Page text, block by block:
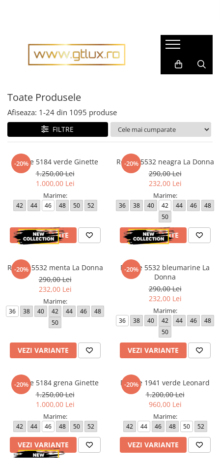
Rochii dama
Rochii matase naturala
Rochii casual
Pantaloni dama
Fuste dama
Sacouri dama
Compleuri dama
Imbracaminte sport dama
Tricouri dama
Geci si Scurte
Paltoane
Pardesie
Veste dama
Tricotaje dama
Accesorii dama
Curele dama
Genti dama
Portmonee dama
Esarfe, Fulare dama
Trench
Salopete dama
Hanorace
Pijamale barbati
Accesorii barbati
Fulare barbati
Tricouri barbati
Tricotaje
Imbracaminte sport barbati
Costume barbati
Cravate
Camasi barbati
Sacouri barbati
Pantaloni barbati
Toate Produsele
Afiseaza: 1-24 din 1095 produse
FILTRE
-20%
Rochie 5184 verde Ginette
1.250,00 Lei
1.000,00 Lei
Marime:
42 44 46 48 50 52
VEZI VARIANTE
-20%
Rochie 5532 neagra La Donna
290,00 Lei
232,00 Lei
Marime:
36 38 40 42 44 46
48
50
VEZI VARIANTE
-20%
Rochie 5532 menta La Donna
290,00 Lei
232,00 Lei
Marime:
36 38 40 42 44 46
48
50
VEZI VARIANTE
-20%
Rochie 5532 bleumarine La
Donna
290,00 Lei
232,00 Lei
Marime:
36 38 40 42 44 46
48
50
VEZI VARIANTE
-20%
Rochie 5184 grena Ginette
1.250,00 Lei
1.000,00 Lei
Marime:
42 44 46 48 50 52
VEZI VARIANTE
-20%
Rochie 1941 verde Leonard
1.200,00 Lei
960,00 Lei
Marime:
42 44 46 48 50 52
VEZI VARIANTE